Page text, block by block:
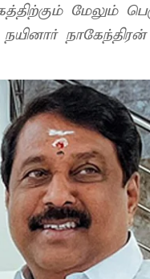
மேலும்
நாகேந்திரன்